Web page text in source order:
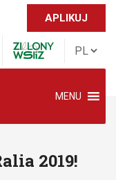
APLIKUJ
MENU
2019!